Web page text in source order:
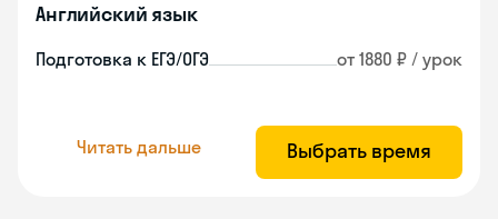
Английский язык
Подготовка к ЕГЭ/ОГЭ от 1880 ₽ / урок
Читать дальше Выбрать время